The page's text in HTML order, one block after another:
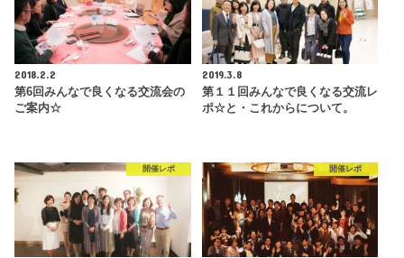
2018.2.2
第6回みんなで良くなる交流会の
ご案内☆
2019.3.8
第１１回みんなで良くなる交流レ
ポ☆と・これからについて。
開催レポ 開催レポ